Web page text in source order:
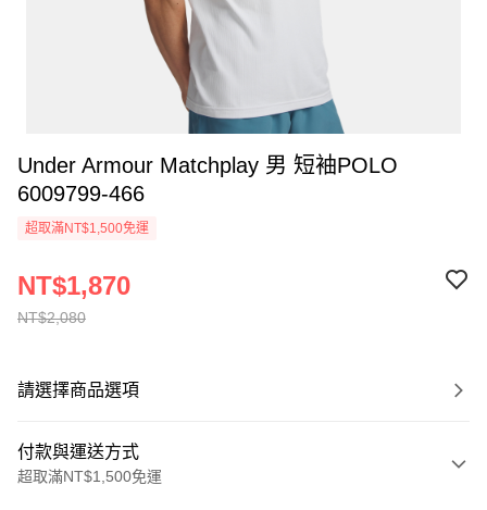
Under Armour Matchplay 男 短袖POLO
6009799-466
超取滿NT$1,500免運
NT$2,080
NT$1,870
請選擇商品選項
付款與運送方式
超取滿NT$1,500免運